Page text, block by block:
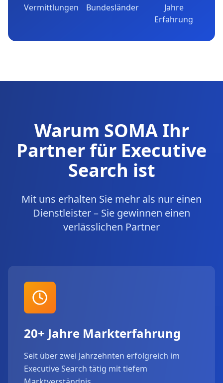
Vermittlungen Bundesländer
Jahre
Erfahrung
Warum SOMA Ihr
Partner für Executive
Search ist
Mit uns erhalten Sie mehr als nur einen
Dienstleister – Sie gewinnen einen
verlässlichen Partner
20+ Jahre Markterfahrung
Seit über zwei Jahrzehnten erfolgreich im
Executive Search tätig mit tiefem